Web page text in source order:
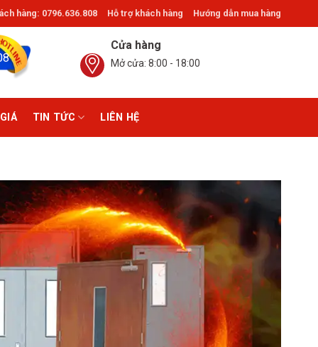
Thủ Đức. ®Giathinhdoor.com
hàng: 0796.636.808 Hỗ trợ khách hàng Hướng dẫn mua hàng
Cửa hàng
Mở cửa: 8:00 - 18:00
TIN TỨC LIÊN HỆ